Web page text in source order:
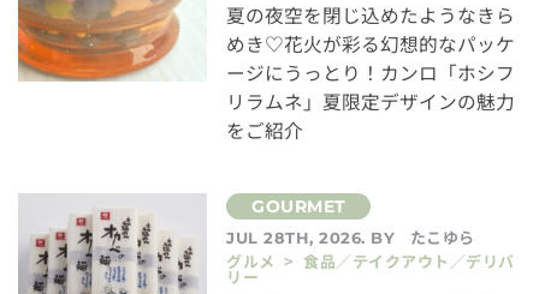
夏の夜空を閉じ込めたようなきら
めき♡花火が彩る幻想的なパッケ
ージにうっとり！カンロ「ホシフ
リラムネ」夏限定デザインの魅力
をご紹介
JUL 28TH, 2026. BY
たこゆら
グルメ > 食品／テイクアウト／デリバ
リー